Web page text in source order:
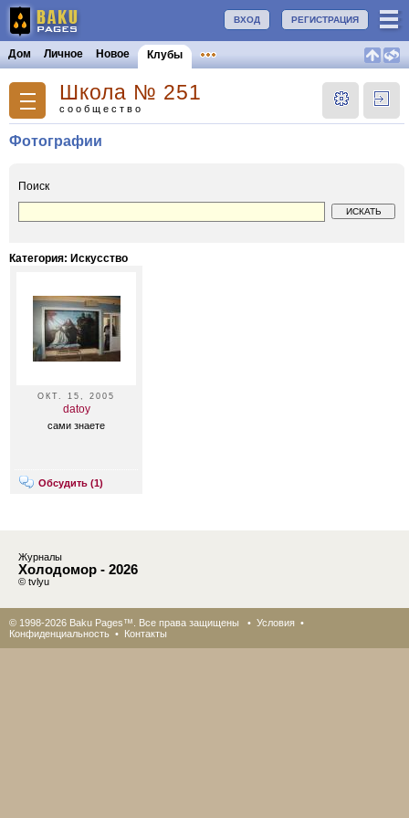
РЕГИСТРАЦИЯ
ВХОД
Дом Личное Новое Клубы
Школа № 251
сообщество
Фотографии
Поиск
Категория: Искусство
ОКТ. 15, 2005
datoy
сами знаете
Обсудить (1)
Журналы
Холодомор - 2026
© tvlyu
© 1998-2026 Baku Pages™. Все права защищены • Условия •
Конфиденциальность • Контакты